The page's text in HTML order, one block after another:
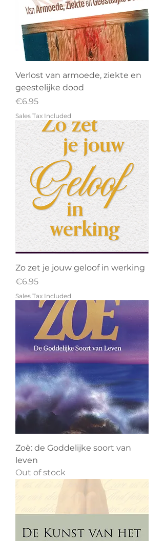
Verlost van armoede, ziekte en
geestelijke dood
Price
€6.95
Sales Tax Included
Zo zet je jouw geloof in werking
Price
€6.95
Sales Tax Included
Zoë: de Goddelijke soort van
leven
Out of stock